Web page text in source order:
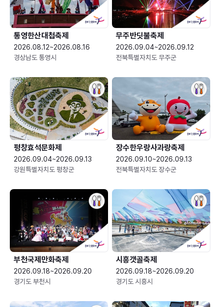
통영한산대첩축제
2026.08.12~2026.08.16
경상남도 통영시
무주반딧불축제
2026.09.04~2026.09.12
전북특별자치도 무주군
평창효석문화제
2026.09.04~2026.09.13
강원특별자치도 평창군
장수한우랑사과랑축제
2026.09.10~2026.09.13
전북특별자치도 장수군
부천국제만화축제
2026.09.18~2026.09.20
경기도 부천시
시흥갯골축제
2026.09.18~2026.09.20
경기도 시흥시